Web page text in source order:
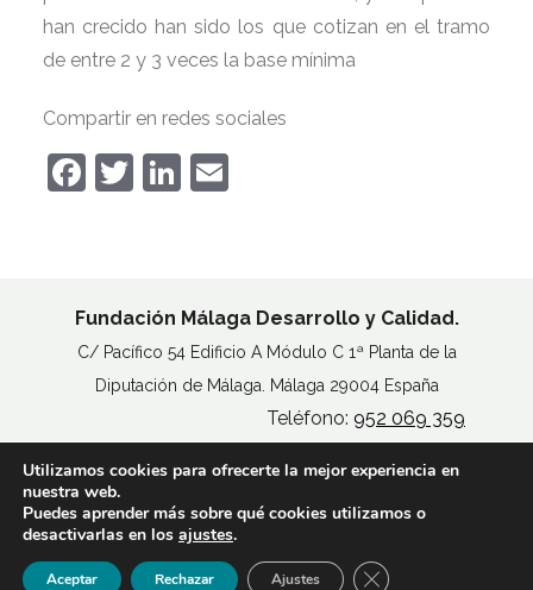
han crecido han sido los que cotizan en el tramo
de entre 2 y 3 veces la base mínima
Compartir en redes sociales
Facebook
TwitterLinkedIn
Email
Fundación Málaga Desarrollo y Calidad.
C/ Pacífico 54 Edificio A Módulo C 1ª Planta de la
Diputación de Málaga. Málaga 29004 España
Teléfono: 952 069 359
MAPA DEL SITIO
AVISO LEGAL
POLÍTICA DE COOKIES
Utilizamos cookies para ofrecerte la mejor experiencia en
nuestra web.
Puedes aprender más sobre qué cookies utilizamos o
desactivarlas en los ajustes.
Aceptar Rechazar Ajustes Cerrar el banner de